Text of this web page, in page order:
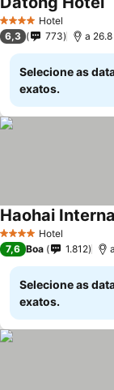
4 EstrelasHotel
6,3 773 a
Selecione as
exatos.
4 EstrelasHotel
Haohai
7,6 Boa 1.812
Selecione as
exatos.